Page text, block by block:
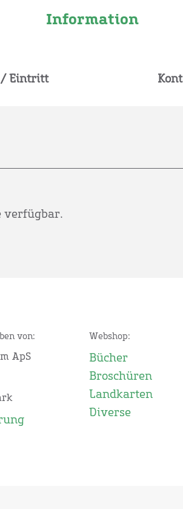
Information
/ Eintritt
verfügbar.
von:
ApS
Webshop:
Bücher
Broschüren
Landkarten
Diverse